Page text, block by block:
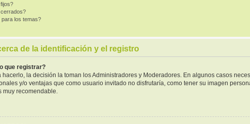
los temas?
de la identificación y el registro
que registrar?
hacerlo, la decisión la toman los Administradores y Moderadores. En algunos casos
y/o ventajas que como usuario invitado no disfrutaría, como tener su imagen
muy recomendable.